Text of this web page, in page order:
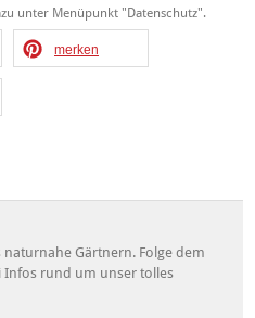
unter Menüpunkt "Datenschutz".
merken
Gärtnern. Folge dem
Infos rund um unser tolles